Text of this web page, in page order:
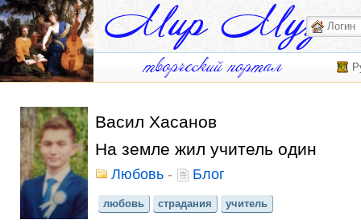
Васил Хасанов
На земле жил учитель один
Любовь - Блог
любовь страдания учитель